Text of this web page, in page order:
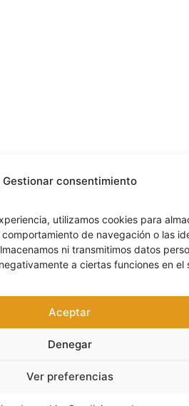
Gestionar consentimiento
utilizamos cookies para
de navegación o las
ni transmitimos datos
a ciertas funciones en el
Aceptar
Denegar
Ver preferencias